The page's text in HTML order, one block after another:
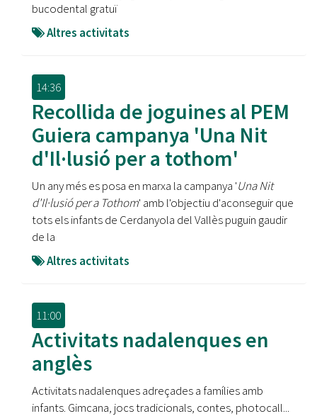
bucodental gratuï
Altres activitats
14:36
Recollida de joguines al PEM
Guiera campanya 'Una Nit
d'Il·lusió per a tothom'
Un any més es posa en marxa la campanya 'Una Nit
d'Il·lusió per a Tothom' amb l'objectiu d'aconseguir que
tots els infants de Cerdanyola del Vallès puguin gaudir
de la
Altres activitats
11:00
Activitats nadalenques en
anglès
Activitats nadalenques adreçades a famílies amb
infants. Gimcana, jocs tradicionals, contes, photocall...